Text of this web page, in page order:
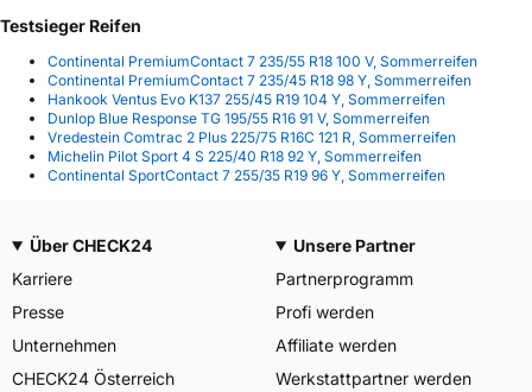
Testsieger Reifen
Continental PremiumContact 7 235/55 R18 100 V, Sommerreifen
Continental PremiumContact 7 235/45 R18 98 Y, Sommerreifen
Hankook Ventus Evo K137 255/45 R19 104 Y, Sommerreifen
Dunlop Blue Response TG 195/55 R16 91 V, Sommerreifen
Vredestein Comtrac 2 Plus 225/75 R16C 121 R, Sommerreifen
Michelin Pilot Sport 4 S 225/40 R18 92 Y, Sommerreifen
Continental SportContact 7 255/35 R19 96 Y, Sommerreifen
Über CHECK24
Karriere
Presse
Unternehmen
CHECK24 Österreich
Unsere Partner
Partnerprogramm
Profi werden
Affiliate werden
Werkstattpartner werden